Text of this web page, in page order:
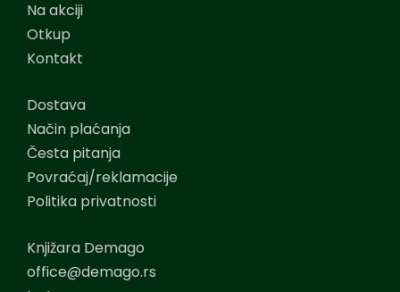
Na akciji
Otkup
Kontakt
Dostava
Način plaćanja
Česta pitanja
Povraćaj/reklamacije
Politika privatnosti
Knjižara Demago
office@demago.rs